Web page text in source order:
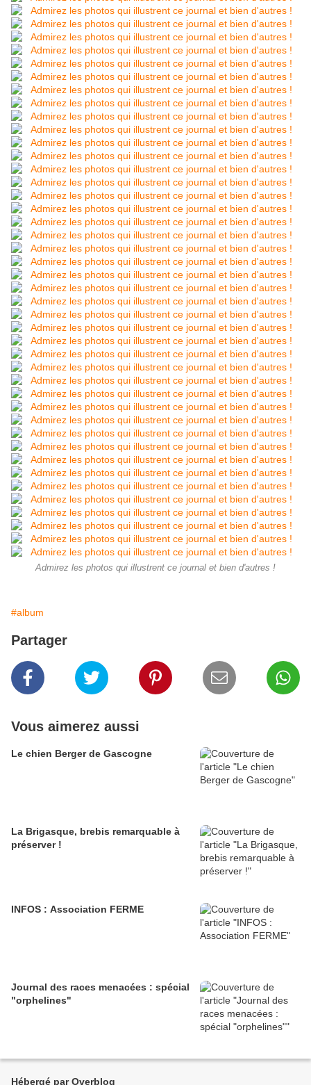
Admirez les photos qui illustrent ce journal et bien d'autres !
#album
Partager
Vous aimerez aussi
Le chien Berger de Gascogne
La Brigasque, brebis remarquable à
préserver !
INFOS : Association FERME
Journal des races menacées : spécial
"orphelines"
Hébergé par Overblog